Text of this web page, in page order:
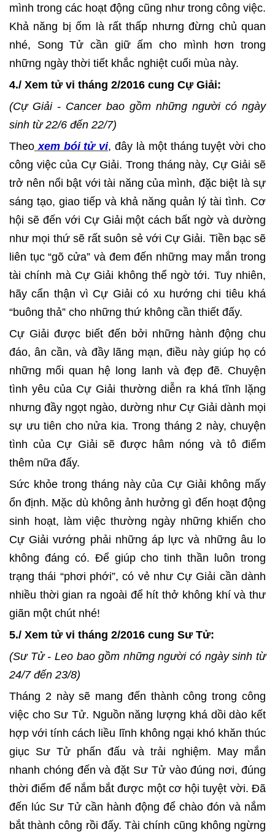
mình trong các hoạt động cũng như trong công việc.
Khả năng bị ốm là rất thấp nhưng đừng chủ quan
nhé, Song Tử cần giữ ấm cho mình hơn trong
những ngày thời tiết khắc nghiệt cuối mùa này.
4./ Xem tử vi tháng 2/2016 cung Cự Giải:
(Cự Giải - Cancer bao gồm những người có ngày
sinh từ 22/6 đến 22/7)
Theo xem bóitử vi, đây là một tháng tuyệt vời cho
công việc của Cự Giải. Trong tháng này, Cự Giải sẽ
trở nên nổi bật với tài năng của mình, đặc biệt là sự
sáng tạo, giao tiếp và khả năng quản lý tài tình. Cơ
hội sẽ đến với Cự Giải một cách bất ngờ và dường
như mọi thứ sẽ rất suôn sẻ với Cự Giải. Tiền bạc sẽ
liên tục “gõ cửa” và đem đến những may mắn trong
tài chính mà Cự Giải không thể ngờ tới. Tuy nhiên,
hãy cẩn thận vì Cự Giải có xu hướng chi tiêu khá
“buông thả” cho những thứ không cần thiết đấy.
Cự Giải được biết đến bởi những hành động chu
đáo, ân cần, và đầy lãng mạn, điều này giúp họ có
những mối quan hệ long lanh và đẹp đẽ. Chuyện
tình yêu của Cự Giải thường diễn ra khá tĩnh lặng
nhưng đầy ngọt ngào, dường như Cự Giải dành mọi
sự ưu tiên cho nửa kia. Trong tháng 2 này, chuyện
tình của Cự Giải sẽ được hâm nóng và tô điểm
thêm nữa đấy.
Sức khỏe trong tháng này của Cự Giải không mấy
ổn định. Mặc dù không ảnh hưởng gì đến hoạt động
sinh hoạt, làm việc thường ngày những khiến cho
Cự Giải vướng phải những áp lực và những âu lo
không đáng có. Để giúp cho tinh thần luôn trong
trạng thái “phơi phới”, có vẻ như Cự Giải cần dành
nhiều thời gian ra ngoài để hít thở không khí và thư
giãn một chút nhé!
5./ Xem tử vi tháng 2/2016 cung Sư Tử:
(Sư Tử - Leo bao gồm những người có ngày sinh từ
24/7 đến 23/8)
Tháng 2 này sẽ mang đến thành công trong công
việc cho Sư Tử. Nguồn năng lượng khá dồi dào kết
hợp với tính cách liều lĩnh không ngại khó khăn thúc
giục Sư Tử phấn đấu và trải nghiệm. May mắn
nhanh chóng đến và đặt Sư Tử vào đúng nơi, đúng
thời điểm để nắm bắt được một cơ hội tuyệt vời. Đã
đến lúc Sư Tử cần hành động để chào đón và nắm
bắt thành công rồi đấy. Tài chính cũng không ngừng